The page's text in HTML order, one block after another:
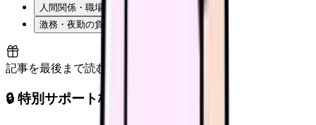
人間関係・職場の雰囲気
激務・夜勤の負担
記事を最後まで読むと解放
🔒 特別サポート枠（未開放）